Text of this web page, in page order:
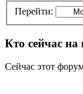
Перейти:
Кто сейчас
Сейчас этот